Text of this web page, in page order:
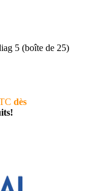
5 (boîte de 25)
dès